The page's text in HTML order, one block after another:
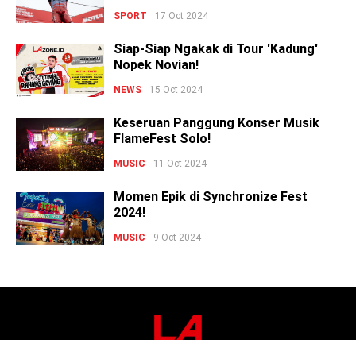
SPORT 17 Oct 2024
Siap-Siap Ngakak di Tour 'Kadung'
Nopek Novian!
NEWS 15 Oct 2024
Keseruan Panggung Konser Musik
FlameFest Solo!
MUSIC 11 Oct 2024
Momen Epik di Synchronize Fest
2024!
MUSIC 9 Oct 2024